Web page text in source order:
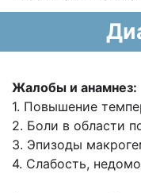
Жалобы и анамнез:
1. Повышение
2. Боли в области
3. Эпизоды
4. Слабость,